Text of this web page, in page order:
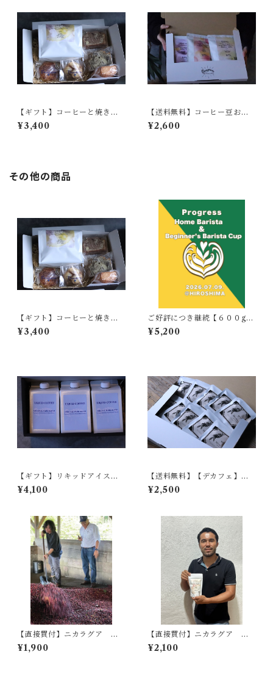
【ギフト】コーヒーと焼き菓
子のセット【深煎り】 ブラ
ジル ショコラ サントアン
¥3,400
【送料無料】コーヒー豆お試
しセット
¥2,600
その他の商品
【ギフト】コーヒーと焼き菓
子のセット【深煎り】 ブラ
ジル ショコラ サントアン
¥3,400
ご好評につき継続【６００g】
公式豆 Progress Home Ba
rista Cup & Beginners Bari
¥5,200
【ギフト】リキッドアイスコ
ーヒー３本入りボックス
¥4,100
【送料無料】【デカフェ】ド
¥2,500
【直接買付】ニカラグア ベ
ヤ オーロラ農園/ カツーラ/ウ
ォッシュド/中煎り /Nicarag
¥1,900
【直接買付】ニカラグア エ
ル・カンバラチェ農園/ マラカ
ツーラ/ウォッシュド/中煎
¥2,100